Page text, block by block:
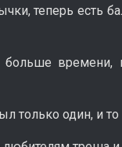
теперь есть
больше времени,
только один, и то